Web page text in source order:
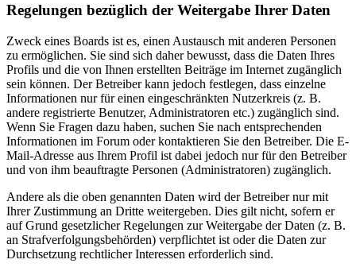
Regelungen bezüglich der Weitergabe Ihrer Daten
Zweck eines Boards ist es, einen Austausch mit anderen Personen
zu ermöglichen. Sie sind sich daher bewusst, dass die Daten Ihres
Profils und die von Ihnen erstellten Beiträge im Internet zugänglich
sein können. Der Betreiber kann jedoch festlegen, dass einzelne
Informationen nur für einen eingeschränkten Nutzerkreis (z. B.
andere registrierte Benutzer, Administratoren etc.) zugänglich sind.
Wenn Sie Fragen dazu haben, suchen Sie nach entsprechenden
Informationen im Forum oder kontaktieren Sie den Betreiber. Die E-
Mail-Adresse aus Ihrem Profil ist dabei jedoch nur für den Betreiber
und von ihm beauftragte Personen (Administratoren) zugänglich.
Andere als die oben genannten Daten wird der Betreiber nur mit
Ihrer Zustimmung an Dritte weitergeben. Dies gilt nicht, sofern er
auf Grund gesetzlicher Regelungen zur Weitergabe der Daten (z. B.
an Strafverfolgungsbehörden) verpflichtet ist oder die Daten zur
Durchsetzung rechtlicher Interessen erforderlich sind.